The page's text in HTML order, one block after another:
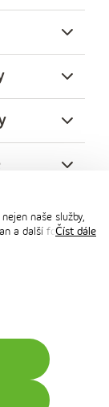
naše služby,
a další formy
stránky v
cookies a
vašich práv,
Číst dále